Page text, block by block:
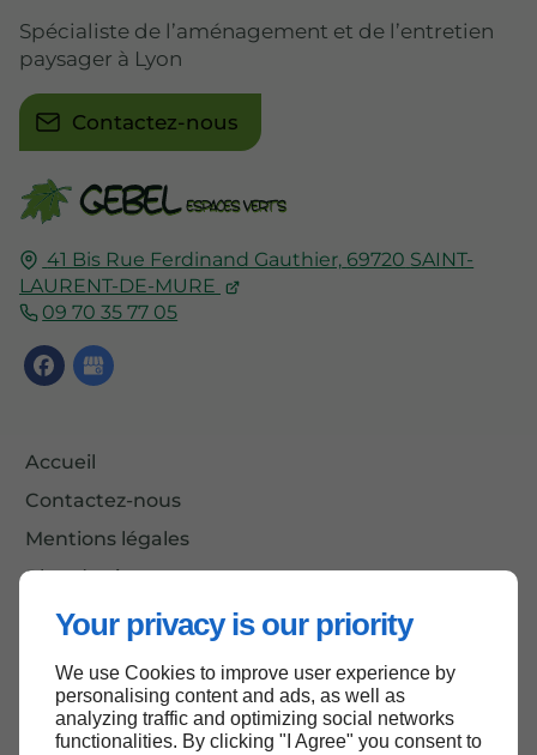
Your privacy is our priority
We use Cookies to improve user experience by
personalising content and ads, as well as
analyzing traffic and optimizing social networks
functionalities. By clicking "I Agree" you consent to
41 Bis Rue Ferdinand Gauthier, 69720 SAINT-
LAURENT-DE-MURE
09 70 35 77 05
Accueil
Contactez-nous
Mentions légales
Plan du site
Spécialiste de l’aménagement et de l’entretien
paysager à Lyon
Contactez-nous
Haut de page